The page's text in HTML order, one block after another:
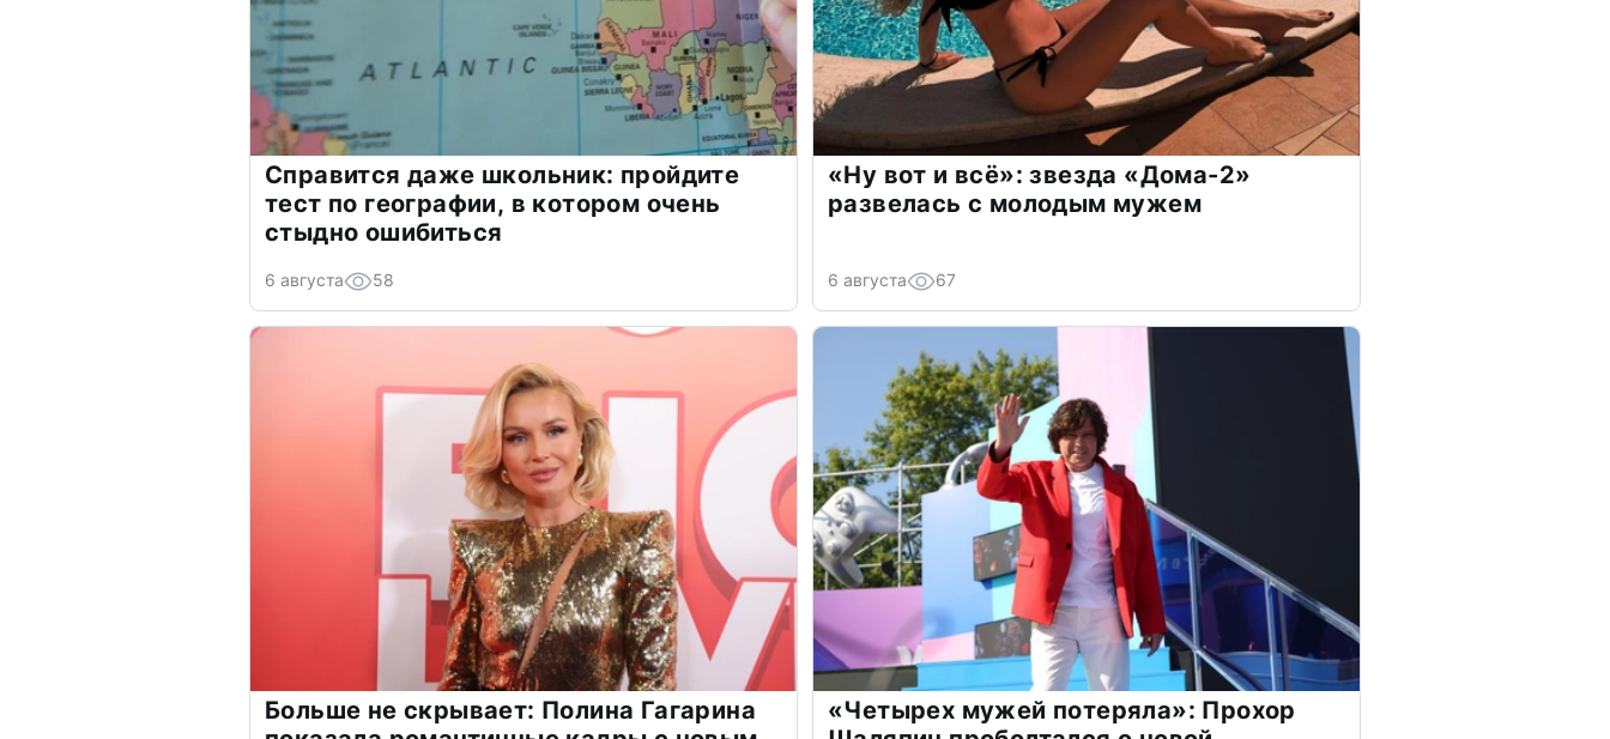
Справится даже школьник: пройдите
тест по географии, в котором очень
стыдно ошибиться
6 августа 58
«Ну вот и всё»: звезда «Дома-2»
развелась с молодым мужем
6 августа 67
Больше не скрывает: Полина Гагарина
«Четырех мужей потеряла»: Прохор